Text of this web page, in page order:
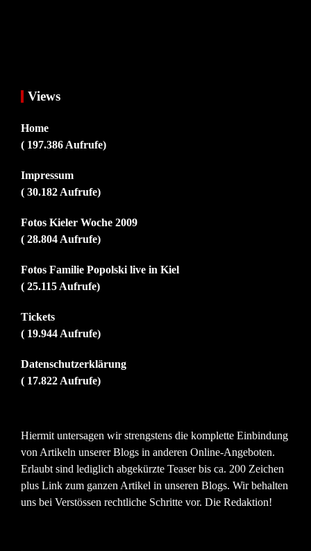
Views
Home
( 197.386 Aufrufe)
Impressum
( 30.182 Aufrufe)
Fotos Kieler Woche 2009
( 28.804 Aufrufe)
Fotos Familie Popolski live in Kiel
( 25.115 Aufrufe)
Tickets
( 19.944 Aufrufe)
Datenschutzerklärung
( 17.822 Aufrufe)
Hiermit untersagen wir strengstens die komplette Einbindung
von Artikeln unserer Blogs in anderen Online-Angeboten.
Erlaubt sind lediglich abgekürzte Teaser bis ca. 200 Zeichen
plus Link zum ganzen Artikel in unseren Blogs. Wir behalten
uns bei Verstössen rechtliche Schritte vor. Die Redaktion!